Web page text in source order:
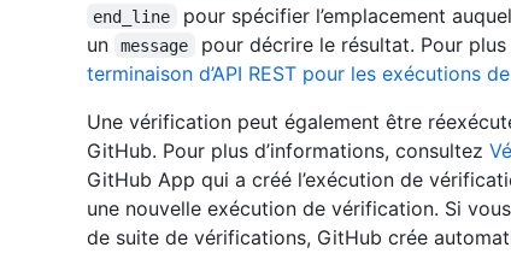
end_line
pour spécifier l’emplacement
un
message pour décrire le résultat. Pour
terminaison d’API REST pour les exécutions
Une vérification peut également être
GitHub. Pour plus d’informations, consultez
GitHub App qui a créé l’exécution de
une nouvelle exécution de vérification. Si
de suite de vérifications, GitHub crée